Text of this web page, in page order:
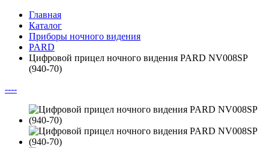
Главная
Каталог
Приборы ночного видения
PARD
Цифровой прицел ночного видения PARD NV008SP
(940-70)
----